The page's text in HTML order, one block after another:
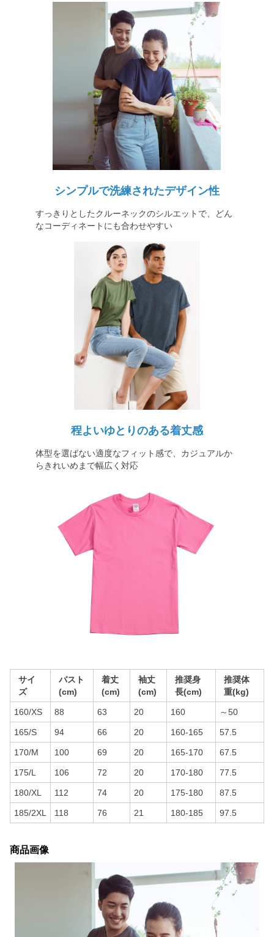
シンプルで洗練されたデザイン性
すっきりとしたクルーネックのシルエットで、どん
なコーディネートにも合わせやすい
程よいゆとりのある着丈感
体型を選ばない適度なフィット感で、カジュアルか
らきれいめまで幅広く対応
サイ
ズ
バスト
(cm)
着丈
(cm)
袖丈
(cm)
推奨身
長(cm)
推奨体
重(kg)
160/XS 88 63 20 160 ～50
165/S 94 66 20 160-165 57.5
170/M 100 69 20 165-170 67.5
175/L 106 72 20 170-180 77.5
180/XL 112 74 20 175-180 87.5
185/2XL 118 76 21 180-185 97.5
商品画像